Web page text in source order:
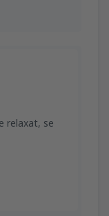
relaxat, se